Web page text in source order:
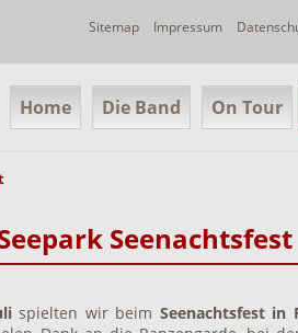
Navigation
Sitemap Impressum
überspringen
Home Die Band On Tour
Seenachtsfest
spielten wir beim Seenachtsfest in